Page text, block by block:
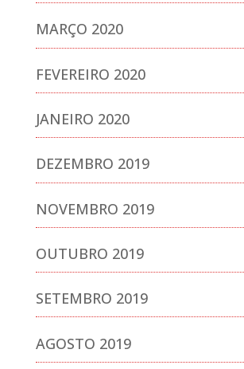
MARÇO 2020
FEVEREIRO 2020
JANEIRO 2020
DEZEMBRO 2019
NOVEMBRO 2019
OUTUBRO 2019
SETEMBRO 2019
AGOSTO 2019